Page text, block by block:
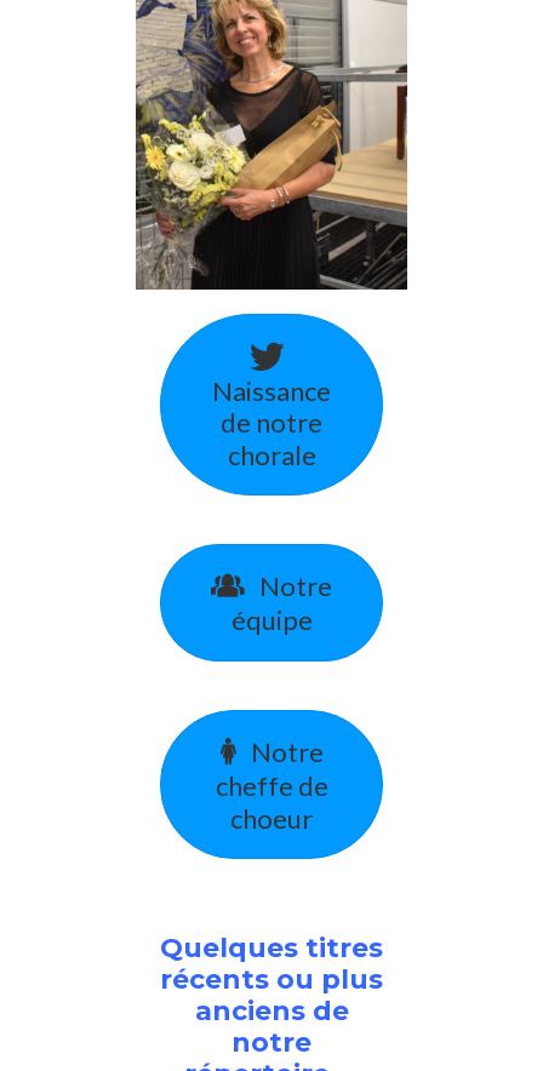
Naissance
de notre
chorale
Notre
équipe
Notre
cheffe de
choeur
Quelques titres
récents ou plus
anciens de
notre